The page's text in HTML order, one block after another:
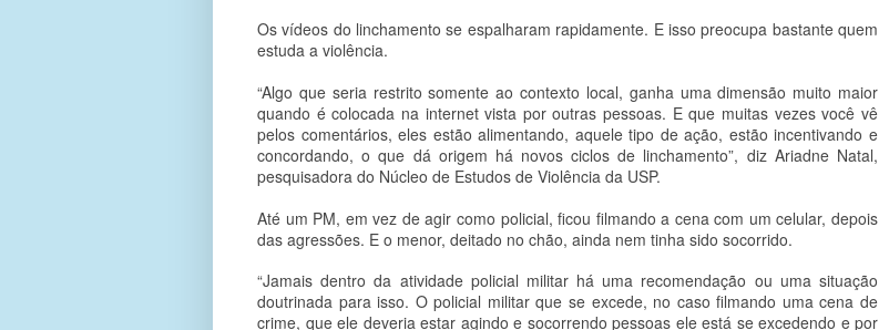
Os vídeos do linchamento se espalharam rapidamente. E isso preocupa bastante quem
estuda a violência.
“Algo que seria restrito somente ao contexto local, ganha uma dimensão muito maior
quando é colocada na internet vista por outras pessoas. E que muitas vezes você vê
pelos comentários, eles estão alimentando, aquele tipo de ação, estão incentivando e
concordando, o que dá origem há novos ciclos de linchamento”, diz Ariadne Natal,
pesquisadora do Núcleo de Estudos de Violência da USP.
Até um PM, em vez de agir como policial, ficou filmando a cena com um celular, depois
das agressões. E o menor, deitado no chão, ainda nem tinha sido socorrido.
“Jamais dentro da atividade policial militar há uma recomendação ou uma situação
doutrinada para isso. O policial militar que se excede, no caso filmando uma cena de
crime, que ele deveria estar agindo e socorrendo pessoas ele está se excedendo e por